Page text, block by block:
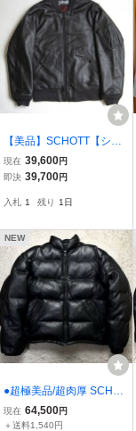
【美品】SCHOTT【シー
プスキン レザー MA-1 フ
ライトジャケット】M シ
現在 39,600円
即決 39,700円
入札 1 残り 1日
NEW
●超極美品/超肉厚 SCHOT
T ショット 211D レザー
ダウンジャケット ダウン
現在 64,500円
＋送料1,540円